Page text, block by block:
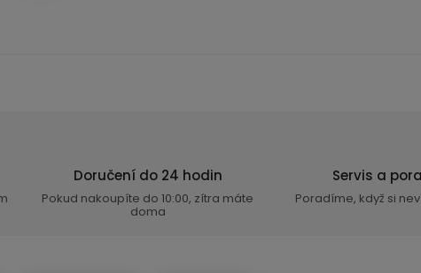
Doručení do 24 hodin
Pokud nakoupíte do 10:00, zítra máte
doma
Servis a
Poradíme, když si